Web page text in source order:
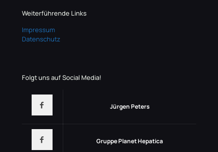
Weiterführende Links
Impressum
Datenschutz
Folgt uns auf Social Media!
Jürgen Peters
Gruppe Planet Hepatica